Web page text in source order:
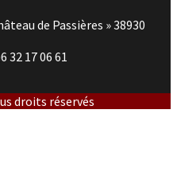
de Passières » 38930
32 17 06 61
droits réservés